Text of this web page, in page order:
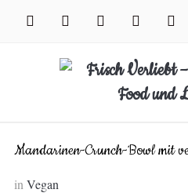
facebook instagram pinterest twitter xing
Mandarinen-Crunch-Bowl mit
in Vegan